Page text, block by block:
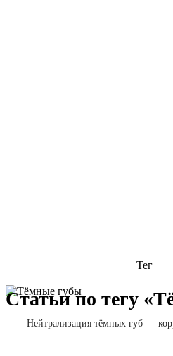
Тег
Статьи по тегу
Нейтрализация тёмных губ —